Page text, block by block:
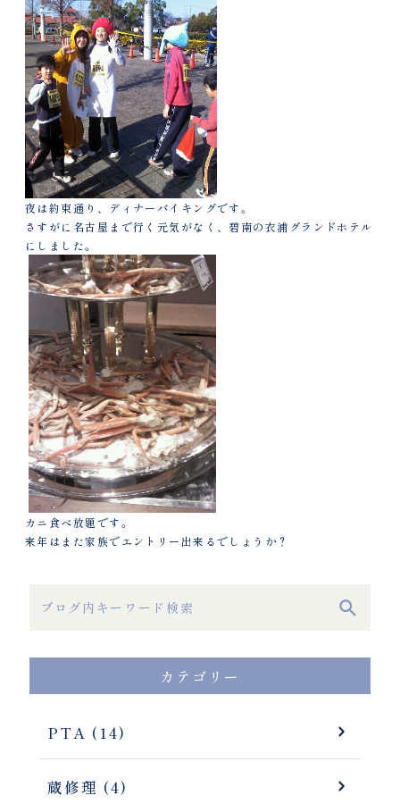
夜は約束通り、ディナーバイキングです。
さすがに名古屋まで行く元気がなく、碧南の衣浦グランドホテル
にしました。
カニ食べ放題です。
来年はまた家族でエントリー出来るでしょうか？
カテゴリー
PTA (14)
蔵修理 (4)